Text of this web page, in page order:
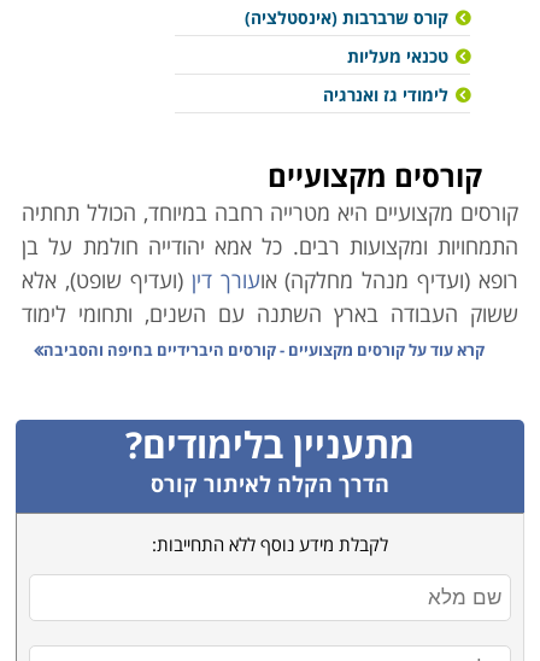
קורס שרברבות (אינסטלציה)
טכנאי מעליות
לימודי גז ואנרגיה
קורסים מקצועיים
קורסים מקצועיים היא מטרייה רחבה במיוחד, הכולל תחתיה
התמחויות ומקצועות רבים. כל אמא יהודייה חולמת על בן
רופא (ועדיף מנהל מחלקה) אועורך דין (ועדיף שופט), אלא
ששוק העבודה בארץ השתנה עם השנים, ותחומי לימוד
אקדמיים רבים אינם מבטיחים עבודה יציבה ופרנסה בענף.
כמו כן ירידת קרנם (הבלתי-מוצדקת) של בתי הספר
המלמדים קורסים מקצועיים גרמה למחסור משמעותי במשק
בידיים עובדות ומיומנות בענפים שונים.
משרד הכלכלה הוא הגורם הממלכתי אשר מנסה לסייע
באיזון הנדרש, וגורמי המחקר הממונים בו פרסמו טבלה
זו אשר מנתחת את המקצועות השונים בהתאם לצרכי השוק,
הביקוש לעובדים והשכר על פי מקצועות. הנתונים בה
מצביעים במובהק על מגמות אשר ממילא מדובר בהן רבות.
קרא עוד עלקורסים מקצועיים - קורסים היברידיים בחיפה והסביבה
מתעניין בלימודים?
הדרך הקלה לאיתור קורס
לקבלת מידע נוסף ללא התחייבות: